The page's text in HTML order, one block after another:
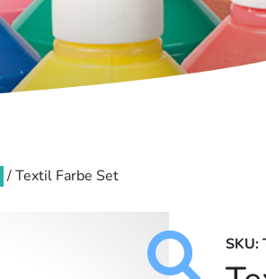
/ Textil Farbe Set
SKU: